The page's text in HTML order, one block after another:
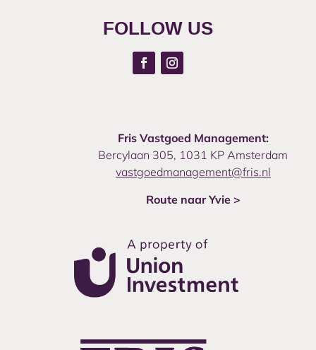
FOLLOW US
Fris Vastgoed Management:
Bercylaan 305, 1031 KP Amsterdam
vastgoedmanagement@fris.nl
Route naar Yvie >